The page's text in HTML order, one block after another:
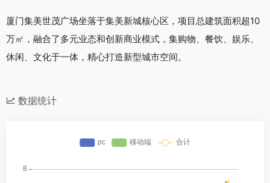
厦门集美世茂广场坐落于集美新城核心区，项目总建筑面积超10
万㎡，融合了多元业态和创新商业模式，集购物、餐饮、娱乐、
休闲、文化于一体，精心打造新型城市空间。
数据统计